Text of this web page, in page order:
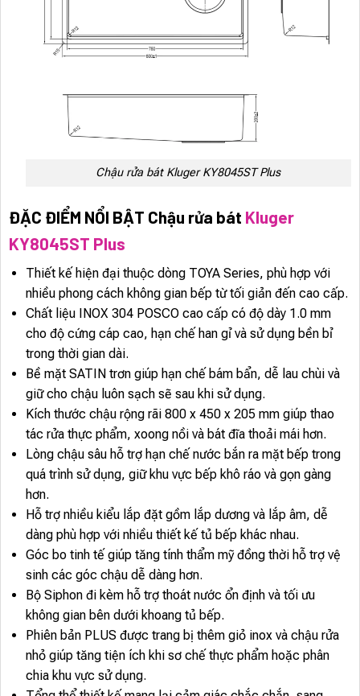
Chậu rửa bát Kluger KY8045ST Plus
ĐẶC ĐIỂM NỔI BẬT Chậu rửa bát Kluger
KY8045ST Plus
Thiết kế hiện đại thuộc dòng TOYA Series, phù hợp với
nhiều phong cách không gian bếp từ tối giản đến cao cấp.
Chất liệu INOX 304 POSCO cao cấp có độ dày 1.0 mm
cho độ cứng cáp cao, hạn chế han gỉ và sử dụng bền bỉ
trong thời gian dài.
Bề mặt SATIN trơn giúp hạn chế bám bẩn, dễ lau chùi và
giữ cho chậu luôn sạch sẽ sau khi sử dụng.
Kích thước chậu rộng rãi 800 x 450 x 205 mm giúp thao
tác rửa thực phẩm, xoong nồi và bát đĩa thoải mái hơn.
Lòng chậu sâu hỗ trợ hạn chế nước bắn ra mặt bếp trong
quá trình sử dụng, giữ khu vực bếp khô ráo và gọn gàng
hơn.
Hỗ trợ nhiều kiểu lắp đặt gồm lắp dương và lắp âm, dễ
dàng phù hợp với nhiều thiết kế tủ bếp khác nhau.
Góc bo tinh tế giúp tăng tính thẩm mỹ đồng thời hỗ trợ vệ
sinh các góc chậu dễ dàng hơn.
Bộ Siphon đi kèm hỗ trợ thoát nước ổn định và tối ưu
không gian bên dưới khoang tủ bếp.
Phiên bản PLUS được trang bị thêm giỏ inox và chậu rửa
nhỏ giúp tăng tiện ích khi sơ chế thực phẩm hoặc phân
chia khu vực sử dụng.